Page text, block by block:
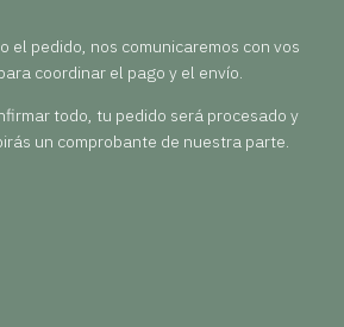
el pedido, nos comunicaremos con vos
coordinar el pago y el envío.
todo, tu pedido será procesado y
un comprobante de nuestra parte.